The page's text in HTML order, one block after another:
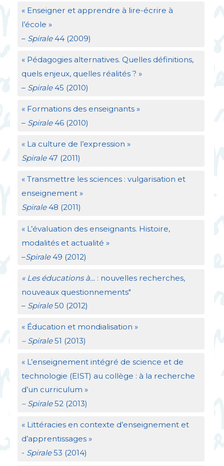
« Enseigner et apprendre à lire-écrire à
l’école »
– Spirale44 (2009)
« Pédagogies alternatives. Quelles définitions,
quels enjeux, quelles réalités ? »
– Spirale45 (2010)
« Formations des enseignants »
– Spirale46 (2010)
« La culture de l’expression »
Spirale47 (2011)
« Transmettre les sciences : vulgarisation et
enseignement »
Spirale48 (2011)
« L’évaluation des enseignants. Histoire,
modalités et actualité »
–Spirale49 (2012)
« Les éducations à… : nouvelles recherches,
nouveaux questionnements"
– Spirale50 (2012)
« Éducation et mondialisation »
– Spirale51 (2013)
« L’enseignement intégré de science et de
technologie (EIST) au collège : à la recherche
d’un curriculum »
– Spirale52 (2013)
« Littéracies en contexte d’enseignement et
d’apprentissages »
- Spirale53 (2014)